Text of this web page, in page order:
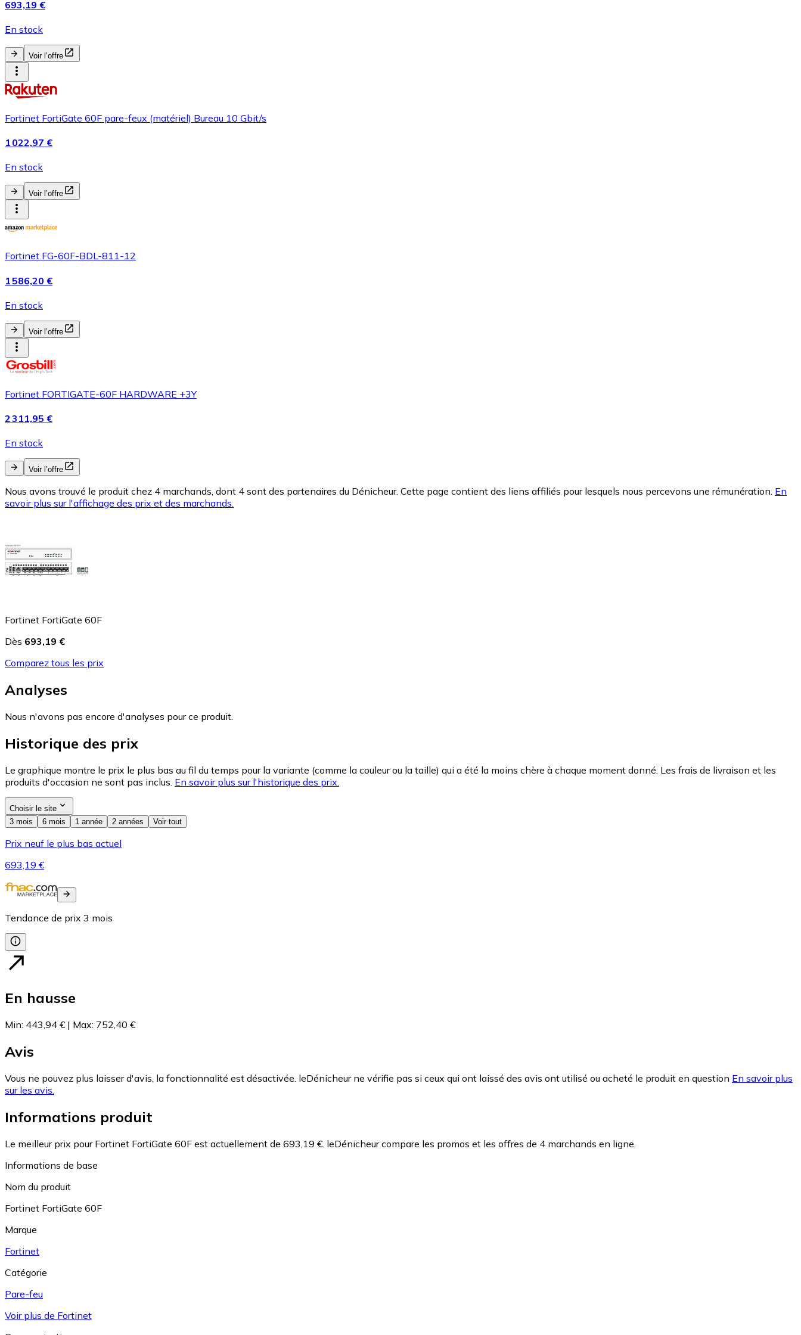
693,19 €
En stock
Voir l’offre
Fortinet FortiGate 60F pare-feux (matériel) Bureau 10 Gbit/s
1 022,97 €
En stock
Voir l’offre
Fortinet FG-60F-BDL-811-12
1 586,20 €
En stock
Voir l’offre
Fortinet FORTIGATE-60F HARDWARE +3Y
2 311,95 €
En stock
Voir l’offre
Nous avons trouvé le produit chez 4 marchands, dont 4 sont des partenaires du Dénicheur. Cette page contient des liens affiliés pour lesquels nous percevons une rémunération. En
savoir plus sur l'affichage des prix et des marchands.
Fortinet FortiGate 60F
Dès 693,19 €
Comparez tous les prix
Analyses
Nous n'avons pas encore d'analyses pour ce produit.
Historique des prix
Le graphique montre le prix le plus bas au fil du temps pour la variante (comme la couleur ou la taille) qui a été la moins chère à chaque moment donné. Les frais de livraison et les
produits d'occasion ne sont pas inclus. En savoir plus sur l'historique des prix.
Choisir le site
3 mois
6 mois 1 année 2 années Voir tout
Prix neuf le plus bas actuel
693,19 €
Tendance de prix 3 mois
En hausse
Min: 443,94 € | Max: 752,40 €
Avis
Vous ne pouvez plus laisser d'avis, la fonctionnalité est désactivée. leDénicheur ne vérifie pas si ceux qui ont laissé des avis ont utilisé ou acheté le produit en question En savoir plus
sur les avis.
Informations produit
Le meilleur prix pour Fortinet FortiGate 60F est actuellement de 693,19 €. leDénicheur compare les promos et les offres de 4 marchands en ligne.
Informations de base
Nom du produit
Fortinet FortiGate 60F
Marque
Fortinet
Catégorie
Pare-feu
Voir plus de Fortinet